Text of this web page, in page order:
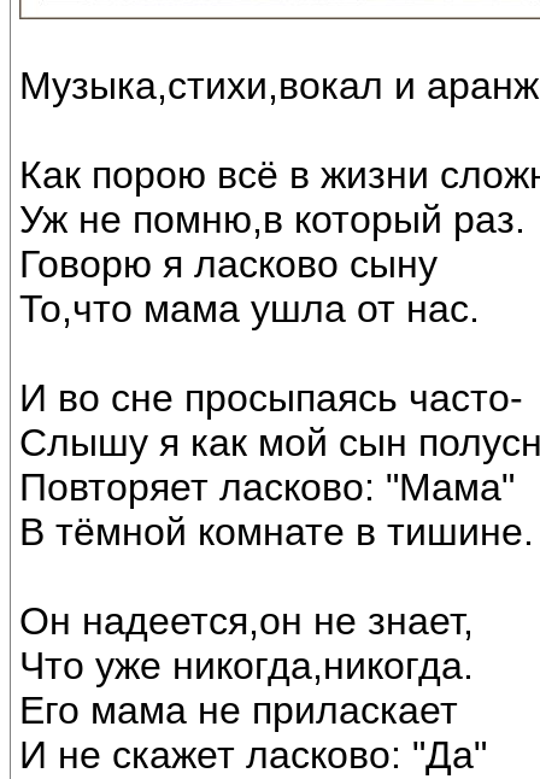
Музыка,стихи,вокал и
Как порою всё в жизни
Уж не помню,в который раз.
Говорю я ласково сыну
То,что мама ушла от нас.
И во сне просыпаясь часто-
Слышу я как мой сын
Повторяет ласково: "Мама"
В тёмной комнате в тишине.
Он надеется,он не знает,
Что уже никогда,никогда.
Его мама не приласкает
И не скажет ласково: "Да"